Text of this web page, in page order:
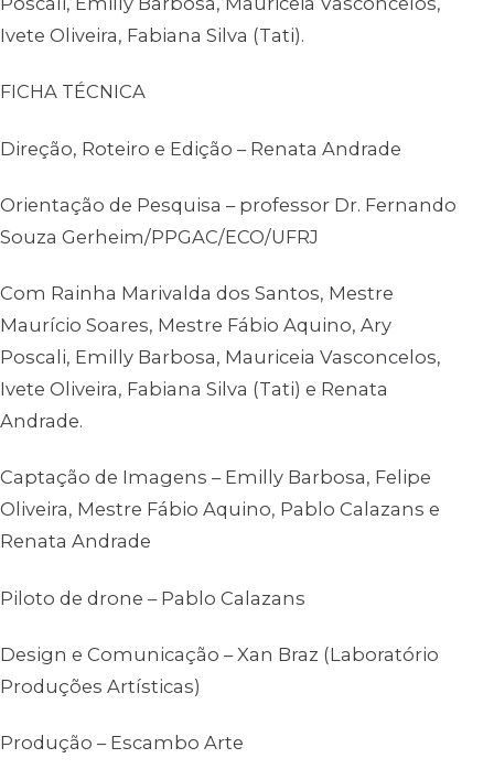
Ivete Oliveira, Fabiana Silva (Tati).
FICHA TÉCNICA
Direção, Roteiro e Edição – Renata Andrade
Orientação de Pesquisa – professor Dr. Fernando
Souza Gerheim/PPGAC/ECO/UFRJ
Com Rainha Marivalda dos Santos, Mestre
Maurício Soares, Mestre Fábio Aquino, Ary
Poscali, Emilly Barbosa, Mauriceia Vasconcelos,
Ivete Oliveira, Fabiana Silva (Tati) e Renata
Andrade.
Captação de Imagens – Emilly Barbosa, Felipe
Oliveira, Mestre Fábio Aquino, Pablo Calazans e
Renata Andrade
Piloto de drone – Pablo Calazans
Design e Comunicação – Xan Braz (Laboratório
Produções Artísticas)
Produção – Escambo Arte